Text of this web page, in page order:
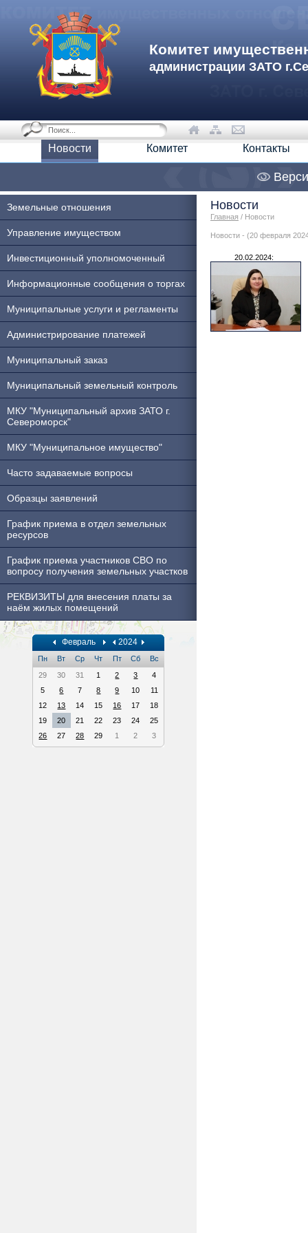
Комитет
администрации ЗАТО
Новости Комитет Контакты
Земельные отношения
Управление имуществом
Инвестиционный уполномоченный
Информационные сообщения о торгах
Муниципальные услуги и регламенты
Администрирование платежей
Муниципальный заказ
Муниципальный земельный контроль
МКУ "Муниципальный архив ЗАТО г.
Североморск"
МКУ "Муниципальное имущество"
Часто задаваемые вопросы
Образцы заявлений
График приема в отдел земельных
ресурсов
График приема участников СВО по
вопросу получения земельных участков
РЕКВИЗИТЫ для внесения платы за
наём жилых помещений
Февраль 2024
Пн Вт Ср Чт Пт Сб
Вс
29
30 31 1 2 3
4
5
6 7 8 9 10
11
12
13 14 15 16 17
18
19
20 21 22 23 24
25
26
27 28 29 1 2 3
Новости
Главная / Новости
Новости - (20 февраля
20.02.2024: